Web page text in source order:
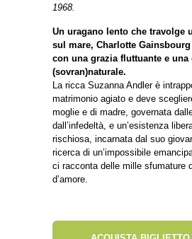
1968.
Un uragano lento che travolge
sul mare, Charlotte
con una grazia fluttuante e una
(sovran)naturale.
La ricca Suzanna Andler è
matrimonio agiato e deve
moglie e di madre, governata
dall’infedeltà, e un’esistenza
rischiosa, incarnata dal suo
ricerca di un’impossibile
ci racconta delle mille sfumature
d’amore.